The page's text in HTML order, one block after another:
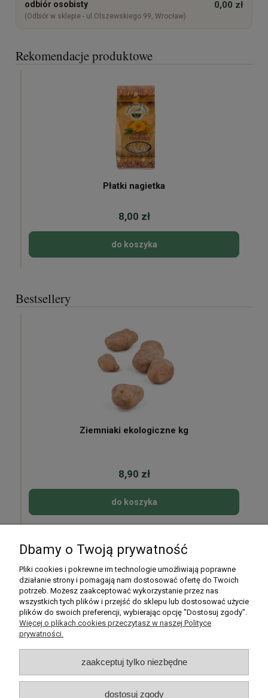
odbiór osobisty
(Odbiór w sklepie - ul.Olszewskiego 99, Wrocław)
0,00 zł
Rekomendacje produktowe
Płatki nagietka
8,00 zł
do koszyka
Bestsellery
Ziemniaki ekologiczne kg
8,90 zł
do koszyka
Moje konto
Płatności i dostawa
Informacje
O nas
Dbamy o Twoją prywatność
Pliki cookies i pokrewne im technologie umożliwiają poprawne
działanie strony i pomagają nam dostosować ofertę do Twoich
potrzeb. Możesz zaakceptować wykorzystanie przez nas
wszystkich tych plików i przejść do sklepu lub dostosować użycie
plików do swoich preferencji, wybierając opcję "Dostosuj zgody".
Więcej o plikach cookies przeczytasz w naszej Polityce
prywatności.
zaakceptuj tylko niezbędne
dostosuj zgody